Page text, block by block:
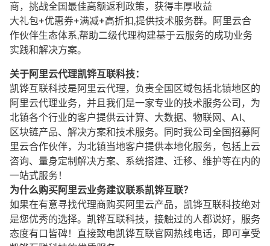
商，挑战全国最佳高额返利政策，获得丰厚收益
大礼包+优惠券+满减+高折扣,提供技术服务群。阿里云合
作伙伴生态体系,帮助二级代理构建基于云服务的成功业务
实践和解决方案。
关于阿里云代理凯铧互联科技：
凯铧互联科技是阿里云代理，负责全国区域包括北镇地区的
阿里云代理业务，并且我们是一家专业的技术服务公司，为
北镇各个行业的客户提供云计算、大数据、物联网、AI、
区块链产品、解决方案和技术服务。同时我公司全国招募阿
里云合作伙伴，为北镇当地客户提供本地化服务，包括上云
咨询、量身定制解决方案、系统搭建、迁移、维护等在内的
一站式服务！
为什么购买阿里云业务建议联系凯铧互联？
如果在有意寻找代理商购买阿里云产品，凯铧互联科技绝对
是您优秀的选择。凯铧互联科技，接触过的人都说好，服务
态度有口皆碑！直接致电凯铧互联官网热线电话，即可享受